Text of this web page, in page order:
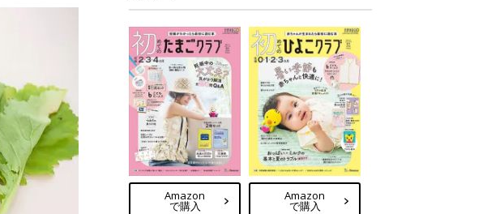
Amazon
で購入
Amazon
で購入